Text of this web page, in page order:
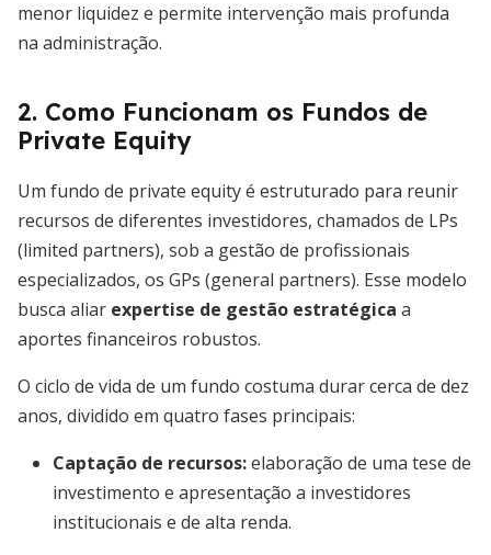
menor liquidez e permite intervenção mais profunda
na administração.
2. Como Funcionam os Fundos de
Private Equity
Um fundo de private equity é estruturado para reunir
recursos de diferentes investidores, chamados de LPs
(limited partners), sob a gestão de profissionais
especializados, os GPs (general partners). Esse modelo
busca aliar expertise de gestão estratégica a
aportes financeiros robustos.
O ciclo de vida de um fundo costuma durar cerca de dez
anos, dividido em quatro fases principais:
Captação de recursos:elaboração de uma tese de
investimento e apresentação a investidores
institucionais e de alta renda.